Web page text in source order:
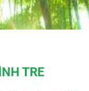
TRE